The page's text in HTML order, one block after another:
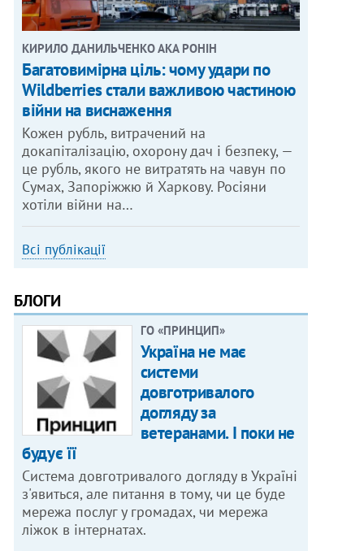
КИРИЛО ДАНИЛЬЧЕНКО АКА РОНІН
Багатовимірна ціль: чому удари по
Wildberries стали важливою частиною
війни на виснаження
Кожен рубль, витрачений на
докапіталізацію, охорону дач і безпеку, —
це рубль, якого не витратять на чавун по
Сумах, Запоріжжю й Харкову. Росіяни
хотіли війни на…
Всі публікації
БЛОГИ
ГО «ПРИНЦИП»
Україна не має
системи
довготривалого
догляду за
ветеранами. І поки не
будує її
Система довготривалого догляду в Україні
з'явиться, але питання в тому, чи це буде
мережа послуг у громадах, чи мережа
ліжок в інтернатах.